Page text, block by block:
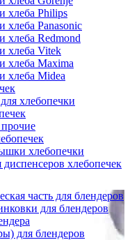
хлеба Philips
Panasonic
Redmond
хлеба Vitek
хлеба Maxima
хлеба Midea
хлебопечки
прочие
хлебопечки
хлебопечек
часть для блендеров
для блендеров
для блендеров